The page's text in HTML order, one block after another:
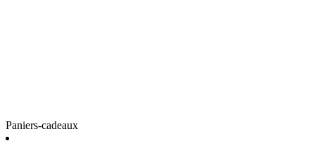
Paniers-cadeaux